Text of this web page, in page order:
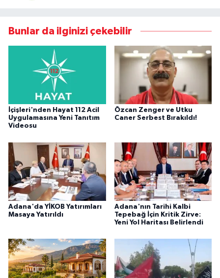
Bunlar da ilginizi çekebilir
İçişleri'nden Hayat 112 Acil
Uygulamasına Yeni Tanıtım
Videosu
Özcan Zenger ve Utku
Caner Serbest Bırakıldı!
Adana'da YİKOB Yatırımları
Masaya Yatırıldı
Adana'nın Tarihi Kalbi
Tepebağ İçin Kritik Zirve:
Yeni Yol Haritası Belirlendi